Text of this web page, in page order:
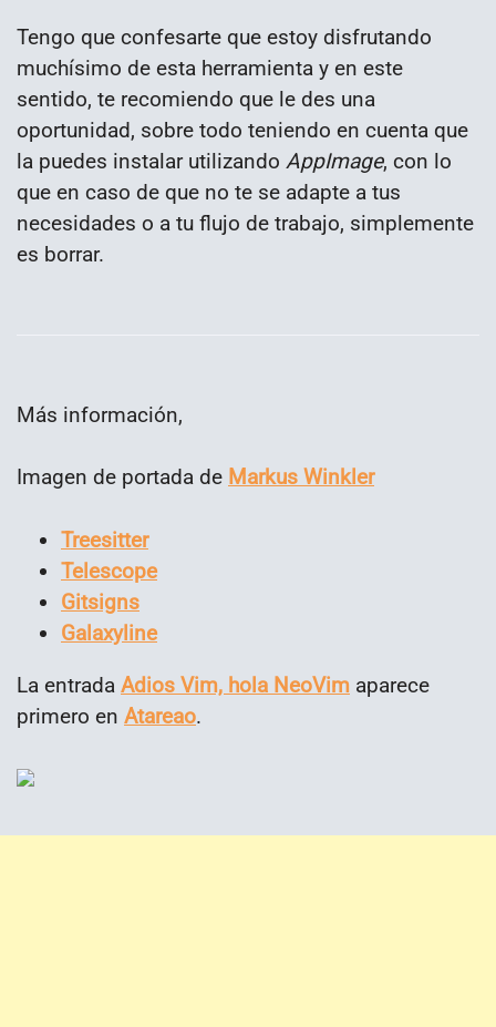
Tengo que confesarte que estoy disfrutando
muchísimo de esta herramienta y en este
sentido, te recomiendo que le des una
oportunidad, sobre todo teniendo en cuenta que
la puedes instalar utilizando AppImage, con lo
que en caso de que no te se adapte a tus
necesidades o a tu flujo de trabajo, simplemente
es borrar.
Más información,
Imagen de portada de Markus Winkler
Treesitter
Telescope
Gitsigns
Galaxyline
La entrada Adios Vim, hola NeoVim aparece
primero en Atareao.